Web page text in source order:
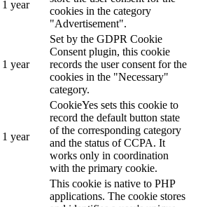
1 year
cookies in the category
"Advertisement".
1 year
Set by the GDPR Cookie
Consent plugin, this cookie
records the user consent for the
cookies in the "Necessary"
category.
1 year
CookieYes sets this cookie to
record the default button state
of the corresponding category
and the status of CCPA. It
works only in coordination
with the primary cookie.
This cookie is native to PHP
applications. The cookie stores